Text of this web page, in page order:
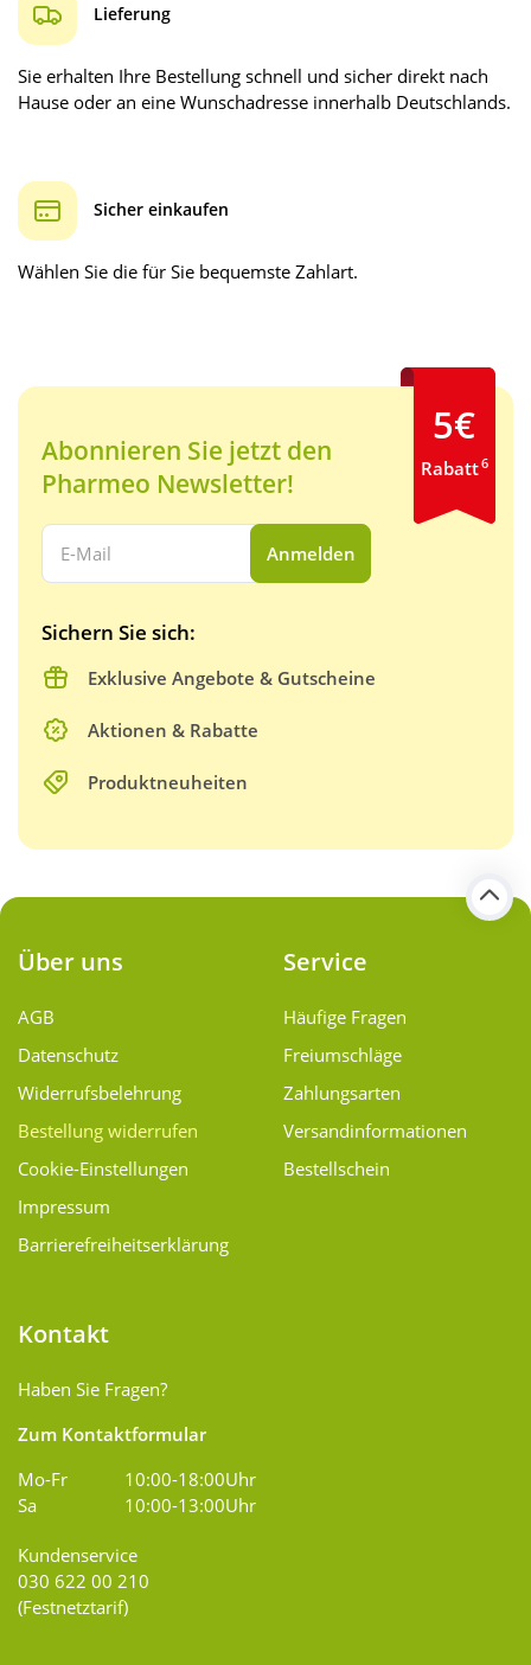
Lieferung
Sie erhalten Ihre Bestellung schnell und sicher direkt nach
Hause oder an eine Wunschadresse innerhalb Deutschlands.
Sicher einkaufen
Wählen Sie die für Sie bequemste Zahlart.
Abonnieren Sie jetzt den
Pharmeo Newsletter!
Ihre E-Mail Adresse:
Anmelden
Sichern Sie sich:
Exklusive Angebote & Gutscheine
Aktionen & Rabatte
Produktneuheiten
5€
Rabatt6
Über uns
AGB
Datenschutz
Widerrufsbelehrung
Bestellung widerrufen
Cookie-Einstellungen
Impressum
Barrierefreiheitserklärung
Service
Häufige Fragen
Freiumschläge
Zahlungsarten
Versand­informationen
Bestellschein
Kontakt
Haben Sie Fragen?
Zum Kontaktformular
Mo-Fr
10:00-18:00Uhr
Sa
10:00-13:00Uhr
Kundenservice
030 622 00 210
(Festnetztarif)